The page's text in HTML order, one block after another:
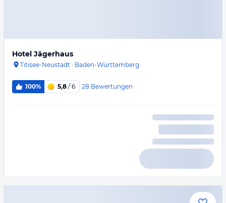
Hotel Jägerhaus
Titisee-Neustadt · Baden-Württemberg
100% 5,8 / 6 28 Bewertungen